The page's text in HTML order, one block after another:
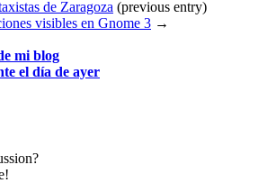
de Zaragoza (previous entry)
visibles en Gnome 3 →
mi blog
el día de ayer